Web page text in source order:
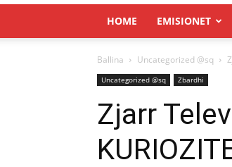
HOME EMISIONET
Ballina Uncategorized @sq
Uncategorized @sq Zbardhi
Zjarr